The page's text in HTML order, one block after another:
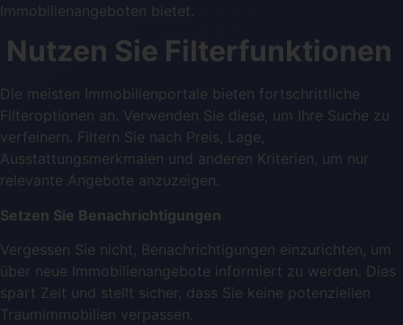
Immobilienangeboten bietet.
Nutzen Sie Filterfunktionen
Die meisten Immobilienportale bieten fortschrittliche
Filteroptionen an. Verwenden Sie diese, um Ihre Suche zu
verfeinern. Filtern Sie nach Preis, Lage,
Ausstattungsmerkmalen und anderen Kriterien, um nur
relevante Angebote anzuzeigen.
Setzen Sie Benachrichtigungen
Vergessen Sie nicht, Benachrichtigungen einzurichten, um
über neue Immobilienangebote informiert zu werden. Dies
spart Zeit und stellt sicher, dass Sie keine potenziellen
Traumimmobilien verpassen.